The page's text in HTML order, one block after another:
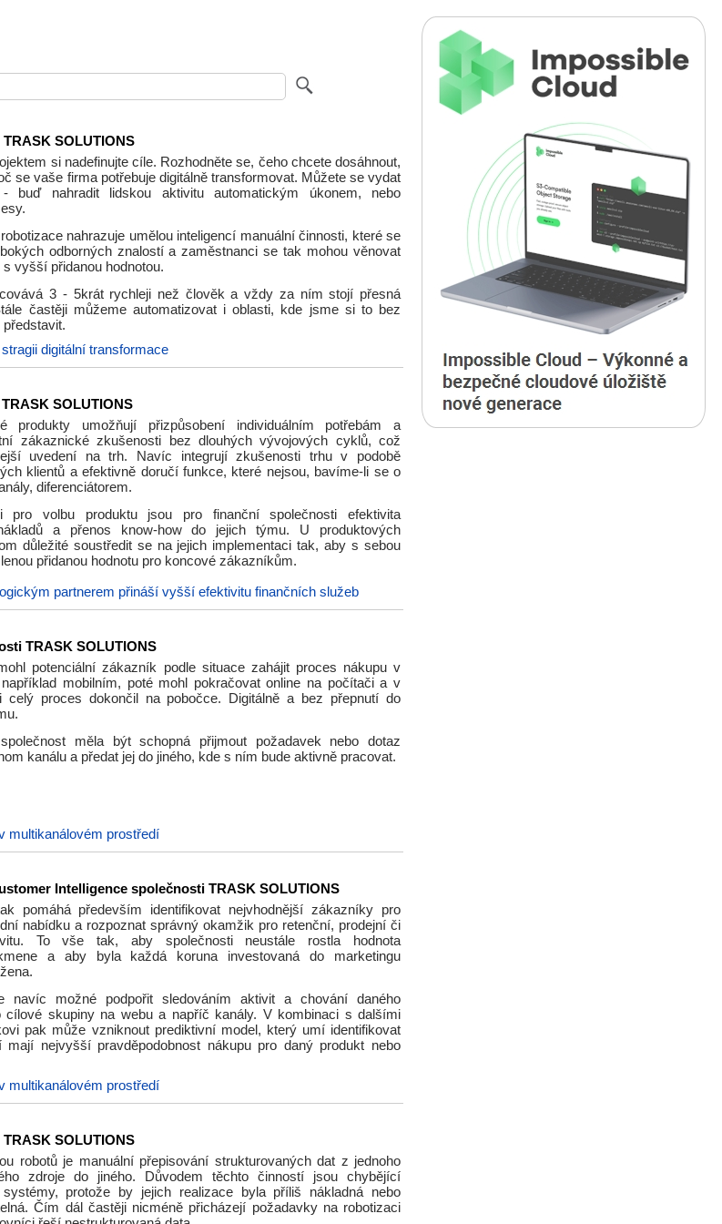
SOLUTIONS
si nadefinujte cíle. Rozhodněte se, čeho chcete dosáhnout,
se vaše firma potřebuje digitálně transformovat. Můžete se vydat
buď nahradit lidskou aktivitu automatickým úkonem, nebo
nahrazuje umělou inteligencí manuální činnosti, které se
odborných znalostí a zaměstnanci se tak mohou věnovat
vyšší přidanou hodnotou.
3 - 5krát rychleji než člověk a vždy za ním stojí přesná
častěji můžeme automatizovat i oblasti, kde jsme si to bez
digitální transformace
SOLUTIONS
produkty umožňují přizpůsobení individuálním potřebám a
zákaznické zkušenosti bez dlouhých vývojových cyklů, což
uvedení na trh. Navíc integrují zkušenosti trhu v podobě
klientů a efektivně doručí funkce, které nejsou, bavíme-li se o
diferenciátorem.
pro volbu produktu jsou pro finanční společnosti efektivita
a přenos know-how do jejich týmu. U produktových
důležité soustředit se na jejich implementaci tak, aby s sebou
přidanou hodnotu pro koncové zákazníkům.
partnerem přináší vyšší efektivitu finančních služeb
TRASK SOLUTIONS
potenciální zákazník podle situace zahájit proces nákupu v
mobilním, poté mohl pokračovat online na počítači a v
celý proces dokončil na pobočce. Digitálně a bez přepnutí do
měla být schopná přijmout požadavek nebo dotaz
kanálu a předat jej do jiného, kde s ním bude aktivně pracovat.
multikanálovém prostředí
Intelligence společnosti TRASK SOLUTIONS
pomáhá především identifikovat nejvhodnější zákazníky pro
nabídku a rozpoznat správný okamžik pro retenční, prodejní či
To vše tak, aby společnosti neustále rostla hodnota
a aby byla každá koruna investovaná do marketingu
navíc možné podpořit sledováním aktivit a chování daného
cílové skupiny na webu a napříč kanály. V kombinaci s dalšími
pak může vzniknout prediktivní model, který umí identifikovat
mají nejvyšší pravděpodobnost nákupu pro daný produkt nebo
multikanálovém prostředí
SOLUTIONS
robotů je manuální přepisování strukturovaných dat z jednoho
zdroje do jiného. Důvodem těchto činností jsou chybějící
protože by jejich realizace byla příliš nákladná nebo
Čím dál častěji nicméně přicházejí požadavky na robotizaci